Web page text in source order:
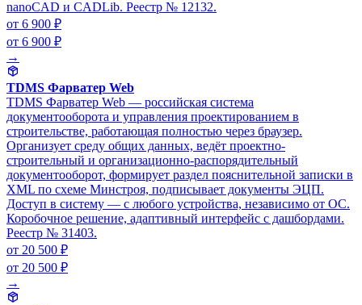
nanoCAD и CADLib. Реестр № 12132.
от 6 900 ₽
от 6 900 ₽
→
TDMS Фарватер Web
TDMS Фарватер Web — российская система
документооборота и управления проектированием в
строительстве, работающая полностью через браузер.
Организует среду общих данных, ведёт проектно-
строительный и организационно-распорядительный
документооборот, формирует раздел пояснительной записки в
XML по схеме Минстроя, подписывает документы ЭЦП.
Доступ в систему — с любого устройства, независимо от ОС.
Коробочное решение, адаптивный интерфейс с дашбордами.
Реестр № 31403.
от 20 500 ₽
от 20 500 ₽
→